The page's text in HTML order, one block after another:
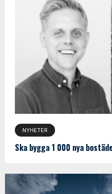
NYHETER
Ska bygga 1 000 nya